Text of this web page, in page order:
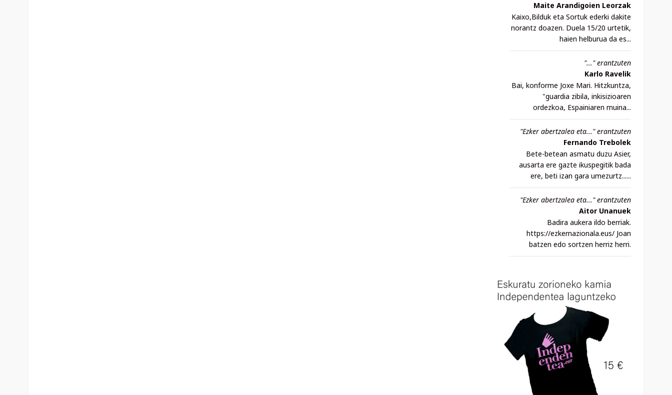
Maite Arandigoien Leorzak
Kaixo,Bilduk eta Sortuk ederki dakite
norantz doazen. Duela 15/20 urtetik,
haien helburua da es...
"..." erantzuten
Karlo Ravelik
Bai, konforme Joxe Mari. Hitzkuntza,
"guardia zibila, inkisizioaren
ordezkoa, Espainiaren muina...
"Ezker abertzalea eta..." erantzuten
Fernando Trebolek
Bete-betean asmatu duzu Asier,
ausarta ere gazte ikuspegitik bada
ere, beti izan gara umezurtz......
"Ezker abertzalea eta..." erantzuten
Aitor Unanuek
Badira aukera ildo berriak.
https://ezkernazionala.eus/ Joan
batzen edo sortzen herriz herri.